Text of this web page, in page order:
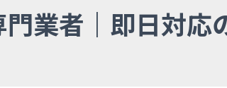
業者｜即日対応